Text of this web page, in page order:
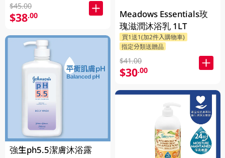
$45.00
$38.00
強生ph5.5潔膚沐浴露
Meadows Essentials玫
瑰滋潤沐浴乳 1LT
買1送1(加2件入購物車)
指定分類送贈品
$41.00
$30.00